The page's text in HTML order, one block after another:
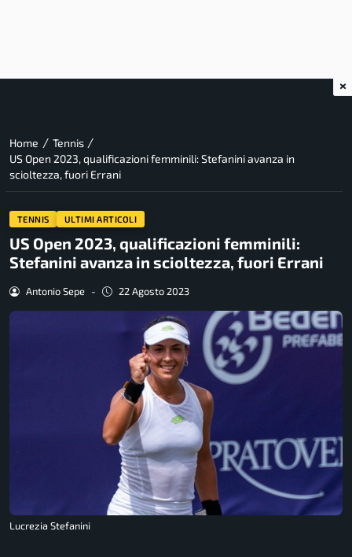
Home / Tennis /
US Open 2023, qualificazioni femminili: Stefanini avanza in
scioltezza, fuori Errani
TENNIS ULTIMI ARTICOLI
US Open 2023, qualificazioni femminili:
Stefanini avanza in scioltezza, fuori Errani
Antonio Sepe - 22 Agosto 2023
Lucrezia Stefanini
×